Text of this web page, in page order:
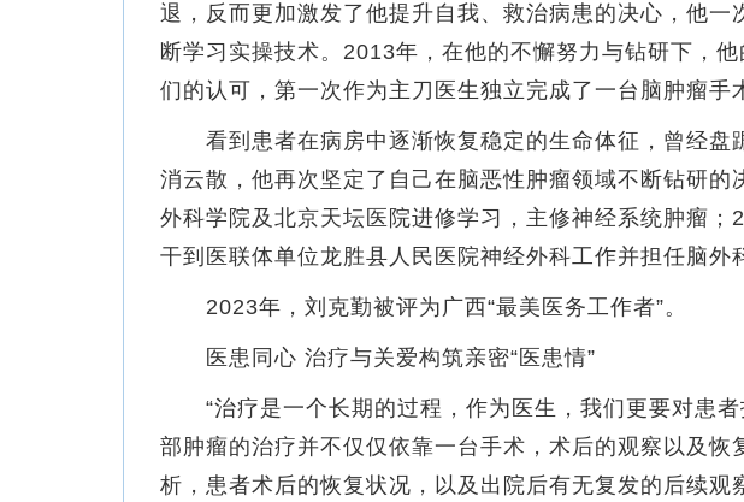
退，反而更加激发了他提升自我、救治病患的决心，他一
断学习实操技术。2013年，在他的不懈努力与钻研下，
们的认可，第一次作为主刀医生独立完成了一台脑肿瘤手
看到患者在病房中逐渐恢复稳定的生命体征，曾经盘
消云散，他再次坚定了自己在脑恶性肿瘤领域不断钻研
外科学院及北京天坛医院进修学习，主修神经系统肿瘤
干到医联体单位龙胜县人民医院神经外科工作并担任脑外
2023年，刘克勤被评为广西“最美医务工作者”。
医患同心 治疗与关爱构筑亲密“医患情”
“治疗是一个长期的过程，作为医生，我们更要对患者
部肿瘤的治疗并不仅仅依靠一台手术，术后的观察以及恢
析，患者术后的恢复状况，以及出院后有无复发的后续观